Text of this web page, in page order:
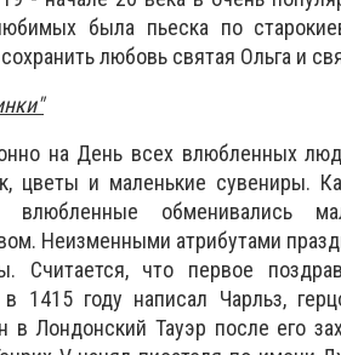
была пьеска по
любовь святая Ольга и
на День всех влюбленных
цветы и маленькие сувениры.
влюбленные обменивались
Неизменными атрибутами
Считается, что первое
1415 году написал Чарльз,
в Лондонский Тауэр после его